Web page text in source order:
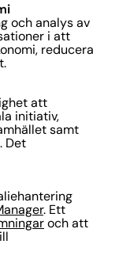
och analys av
i att
reducera
att
initiativ,
samt
Det
. Ett
och att